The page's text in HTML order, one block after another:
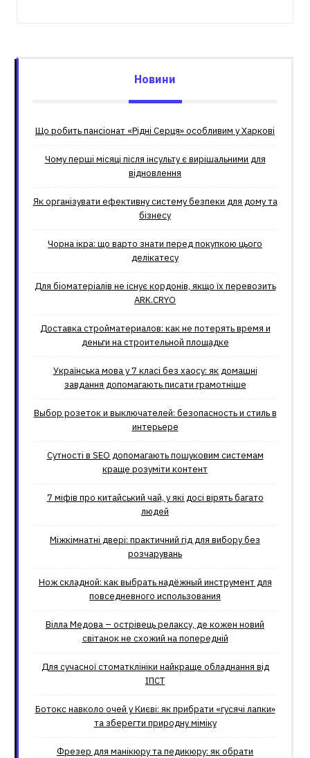
Новини
Що робить пансіонат «Рідні Серця» особливим у Харкові
Чому перші місяці після інсульту є вирішальними для
відновлення
Як організувати ефективну систему безпеки для дому та
бізнесу
Чорна ікра: що варто знати перед покупкою цього
делікатесу
Для біоматеріалів не існує кордонів, якщо їх перевозить
ARK.CRYO
Доставка стройматериалов: как не потерять время и
деньги на строительной площадке
Українська мова у 7 класі без хаосу: як домашні
завдання допомагають писати грамотніше
Выбор розеток и выключателей: безопасность и стиль в
интерьере
Сутності в SEO допомагають пошуковим системам
краще розуміти контент
7 міфів про китайський чай, у які досі вірять багато
людей
Міжкімнатні двері: практичний гід для вибору без
розчарувань
Нож складной: как выбрать надёжный инструмент для
повседневного использования
Вілла Медова – острівець релаксу, де кожен новий
світанок не схожий на попередній
Для сучасної стоматклініки найкраще обладнання від
ІПСТ
Ботокс навколо очей у Києві: як прибрати «гусячі лапки»
та зберегти природну міміку
Фрезер для манікюру та педикюру: як обрати